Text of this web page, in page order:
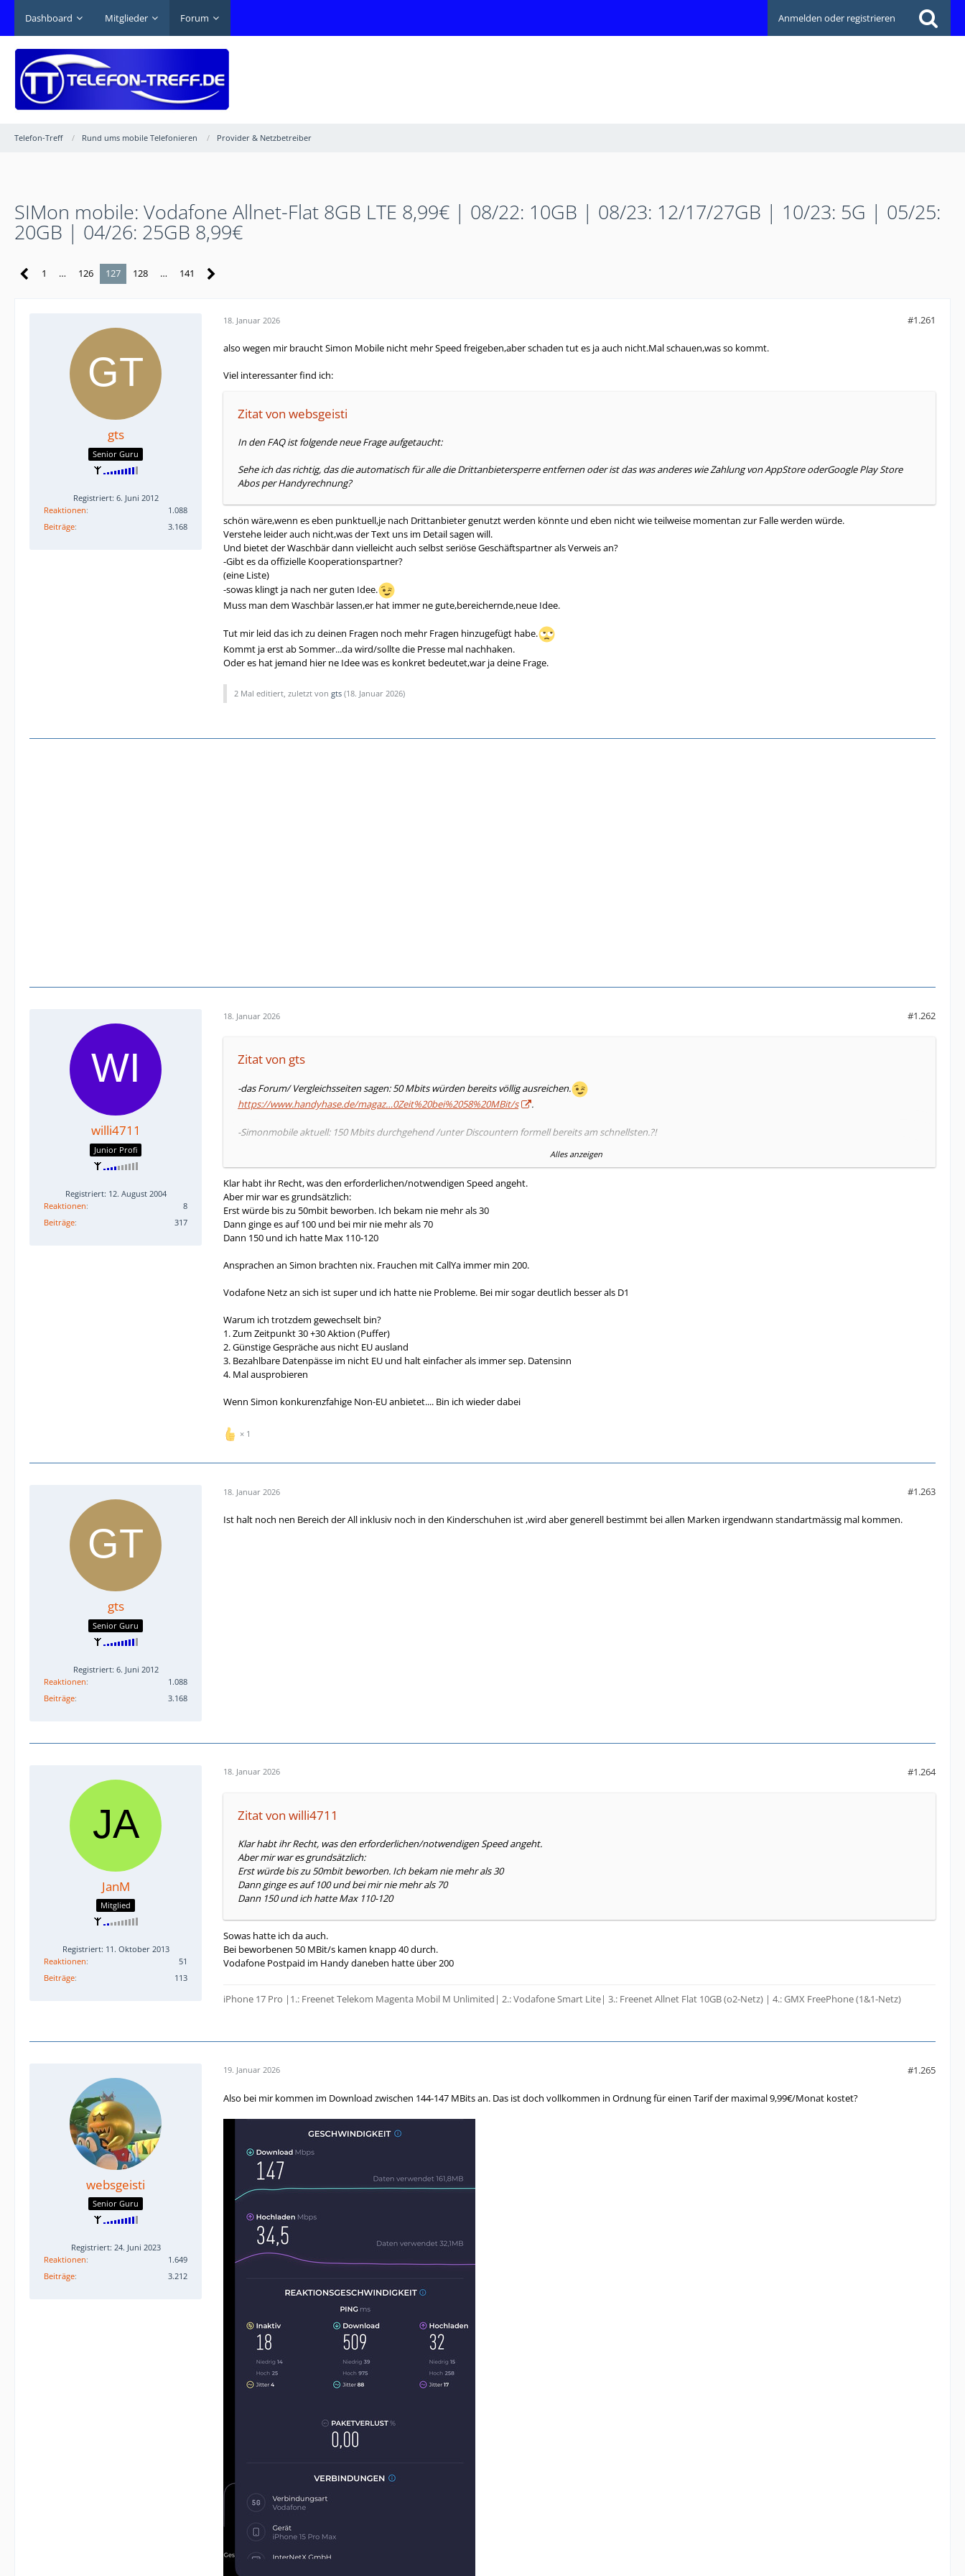
Dashboard Mitglieder Forum Anmelden oder registrieren
Telefon-Treff Rund ums mobile Telefonieren Provider & Netzbetreiber
SIMon mobile: Vodafone Allnet-Flat 8GB LTE 8,99€ | 08/22: 10GB | 08/23: 12/17/27GB | 10/23: 5G | 05/25:
20GB | 04/26: 25GB 8,99€
1 … 126 127 128 … 141
gts
Senior Guru
Registriert: 6. Juni 2012
Reaktionen
1.088
Beiträge
3.168
18. Januar 2026 #1.261
also wegen mir braucht Simon Mobile nicht mehr Speed freigeben,aber schaden tut es ja auch nicht.Mal schauen,was so kommt.
Viel interessanter find ich:
Zitat von websgeisti
In den FAQ ist folgende neue Frage aufgetaucht:
Sehe ich das richtig, das die automatisch für alle die Drittanbietersperre entfernen oder ist das was anderes wie Zahlung von AppStore oderGoogle Play Store
Abos per Handyrechnung?
schön wäre,wenn es eben punktuell,je nach Drittanbieter genutzt werden könnte und eben nicht wie teilweise momentan zur Falle werden würde.
Verstehe leider auch nicht,was der Text uns im Detail sagen will.
Und bietet der Waschbär dann vielleicht auch selbst seriöse Geschäftspartner als Verweis an?
-Gibt es da offizielle Kooperationspartner?
(eine Liste)
-sowas klingt ja nach ner guten Idee.
Muss man dem Waschbär lassen,er hat immer ne gute,bereichernde,neue Idee.
Tut mir leid das ich zu deinen Fragen noch mehr Fragen hinzugefügt habe.
Kommt ja erst ab Sommer...da wird/sollte die Presse mal nachhaken.
Oder es hat jemand hier ne Idee was es konkret bedeutet,war ja deine Frage.
2 Mal editiert, zuletzt von gts (18. Januar 2026)
willi4711
Junior Profi
Registriert: 12. August 2004
Reaktionen
8
Beiträge
317
18. Januar 2026 #1.262
Zitat von gts
-das Forum/ Vergleichsseiten sagen: 50 Mbits würden bereits völlig ausreichen.
https://www.handyhase.de/magaz…0Zeit%20bei%2058%20MBit/s
.
-Simonmobile aktuell: 150 Mbits durchgehend /unter Discountern formell bereits am schnellsten.?!
Alles anzeigen
Klar habt ihr Recht, was den erforderlichen/notwendigen Speed angeht.
Aber mir war es grundsätzlich:
Erst würde bis zu 50mbit beworben. Ich bekam nie mehr als 30
Dann ginge es auf 100 und bei mir nie mehr als 70
Dann 150 und ich hatte Max 110-120
Ansprachen an Simon brachten nix. Frauchen mit CallYa immer min 200.
Vodafone Netz an sich ist super und ich hatte nie Probleme. Bei mir sogar deutlich besser als D1
Warum ich trotzdem gewechselt bin?
1. Zum Zeitpunkt 30 +30 Aktion (Puffer)
2. Günstige Gespräche aus nicht EU ausland
3. Bezahlbare Datenpässe im nicht EU und halt einfacher als immer sep. Datensinn
4. Mal ausprobieren
Wenn Simon konkurenzfahige Non-EU anbietet.... Bin ich wieder dabei
1
gts
Senior Guru
Registriert: 6. Juni 2012
Reaktionen
1.088
Beiträge
3.168
18. Januar 2026 #1.263
Ist halt noch nen Bereich der All inklusiv noch in den Kinderschuhen ist ,wird aber generell bestimmt bei allen Marken irgendwann standartmässig mal kommen.
JanM
Mitglied
Registriert: 11. Oktober 2013
Reaktionen
51
Beiträge
113
18. Januar 2026 #1.264
Zitat von willi4711
Klar habt ihr Recht, was den erforderlichen/notwendigen Speed angeht.
Aber mir war es grundsätzlich:
Erst würde bis zu 50mbit beworben. Ich bekam nie mehr als 30
Dann ginge es auf 100 und bei mir nie mehr als 70
Dann 150 und ich hatte Max 110-120
Sowas hatte ich da auch.
Bei beworbenen 50 MBit/s kamen knapp 40 durch.
Vodafone Postpaid im Handy daneben hatte über 200
iPhone 17 Pro |1.: Freenet Telekom Magenta Mobil M Unlimited| 2.: Vodafone Smart Lite| 3.: Freenet Allnet Flat 10GB (o2-Netz) | 4.: GMX FreePhone (1&1-Netz)
websgeisti
Senior Guru
Registriert: 24. Juni 2023
Reaktionen
1.649
Beiträge
3.212
19. Januar 2026 #1.265
Also bei mir kommen im Download zwischen 144-147 MBits an. Das ist doch vollkommen in Ordnung für einen Tarif der maximal 9,99€/Monat kostet?